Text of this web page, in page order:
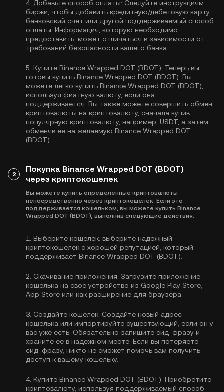
4. Добавьте способ оплаты: Следуйте инструкциям
биржи, чтобы добавить кредитную/дебетовую карту,
банковский счет или другой поддерживаемый способ
оплаты. Информация, которую необходимо
предоставить, может отличаться в зависимости от
требований безопасности вашего банка.
5. Купите Binance Wrapped DOT (BDOT): Теперь вы
готовы купить Binance Wrapped DOT (BDOT). Вы
можете легко купить Binance Wrapped DOT (BDOT),
используя фиатную валюту, если она
поддерживается. Вы также можете совершить обмен
криптовалюты на криптовалюту, сначала купив
популярную криптовалюту, например, USDT , а затем
обменяв ее на желаемую Binance Wrapped DOT
(BDOT).
2
Покупка Binance Wrapped DOT (BDOT)
через криптокошелек
Вы можете купить определенные криптовалюты
непосредственно через криптокошелек. Если это
поддерживается кошельком, вы можете купить Binance
Wrapped DOT (BDOT), выполнив следующие действия:
1. Выберите кошелек: выберите надежный
криптокошелек с хорошей репутацией, который
поддерживает Binance Wrapped DOT (BDOT).
2. Скачивание приложения: Загрузите приложение
кошелька на свое устройство из Google Play Store,
App Store или как расширение для браузера.
3. Создайте кошелек: Создайте новый адрес
кошелька или импортируйте существующий, если он у
вас уже есть. Обязательно запишите сид-фразу и
храните ее в надежном месте. Если вы потеряете
сид-фразу, никто не сможет помочь вам получить
доступ к вашему кошельку.
4. Купите Binance Wrapped DOT (BDOT): Приобретите
криптовалюту, используя поддерживаемый способ